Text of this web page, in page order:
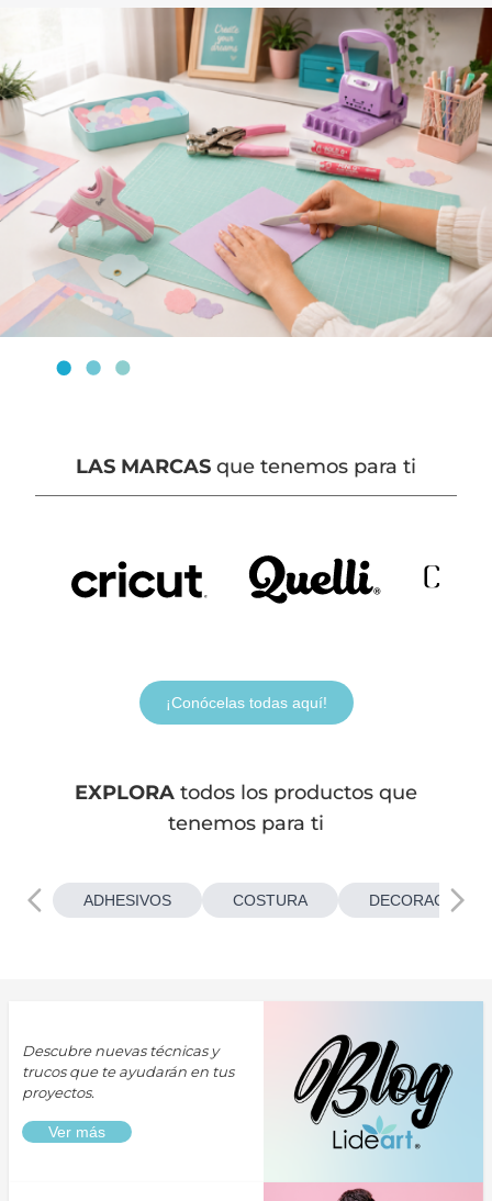
LAS MARCAS que tenemos para ti
¡Conócelas todas aquí!
EXPLORA todos los productos que
tenemos para ti
ADHESIVOS COSTURA
Descubre nuevas técnicas y
trucos que te ayudarán en tus
proyectos.
Ver más